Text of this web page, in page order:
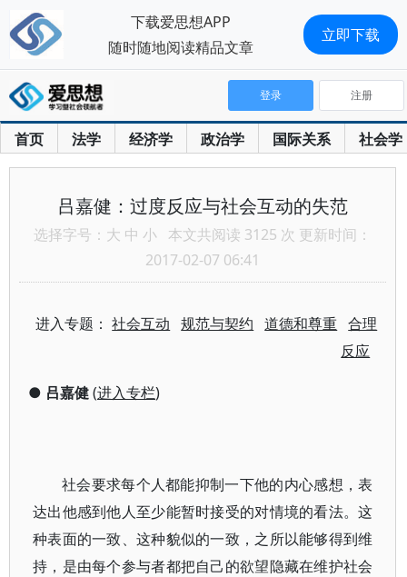
首页 法学 经济学 政治学 国际关系 社会学
登录 注册
吕嘉健：过度反应与社会互动的失范
选择字号： 大 中 小 本文共阅读 3125 次 更新时间：
2017-02-07 06:41
进入专题：社会互动 规范与契约 道德和尊重 合理
反应
● 吕嘉健(进入专栏)
社会要求每个人都能抑制一下他的内心感想，表
达出他感到他人至少能暂时接受的对情境的看法。这
种表面的一致、这种貌似的一致，之所以能够得到维
持，是由每个参与者都把自己的欲望隐藏在维护社会
下载爱思想APP
随时随地阅读精品文章
立即下载